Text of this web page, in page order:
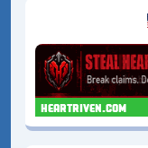
heartriven.com